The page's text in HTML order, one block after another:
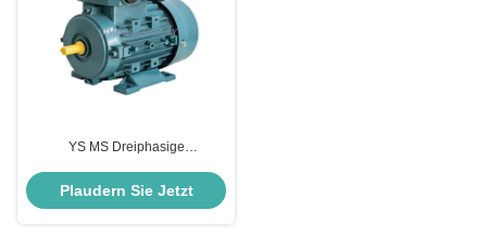
YS MS Dreiphasige
Aluminium Gehäuse 0,55kw-
15kw
Plaudern Sie Jetzt